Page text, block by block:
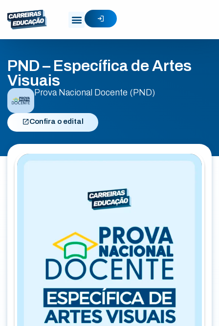
PND – Específica de Artes
Visuais
Prova Nacional Docente (PND)
Confira o edital